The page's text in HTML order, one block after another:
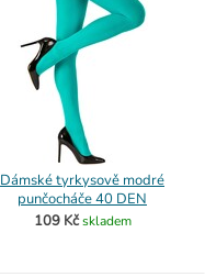
Dámské tyrkysově modré
punčocháče 40 DEN
109 Kč skladem